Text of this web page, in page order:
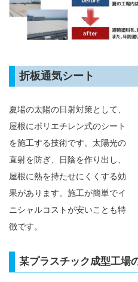
折板通気シート
夏場の太陽の日射対策として、
屋根にポリエチレン式のシート
を施工する技術です。太陽光の
直射を防ぎ、日陰を作り出し、
屋根に熱を持たせにくくする効
果があります。施工が簡単でイ
ニシャルコストが安いことも特
徴です。
某プラスチック成型工場